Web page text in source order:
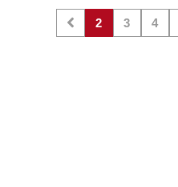
2 3 4